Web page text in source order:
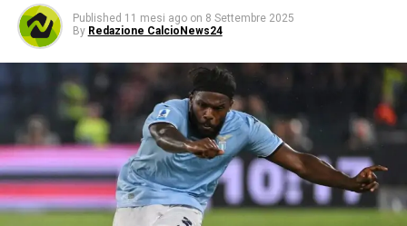
Published 11 mesi ago on 8 Settembre 2025
By Redazione CalcioNews24